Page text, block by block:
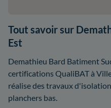
Tout savoir sur
Est
Demathieu Bard Batiment
certifications QualiBAT à
réalise des travaux
planchers bas.